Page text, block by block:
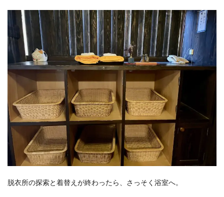
脱衣所の探索と着替えが終わったら、さっそく浴室へ。